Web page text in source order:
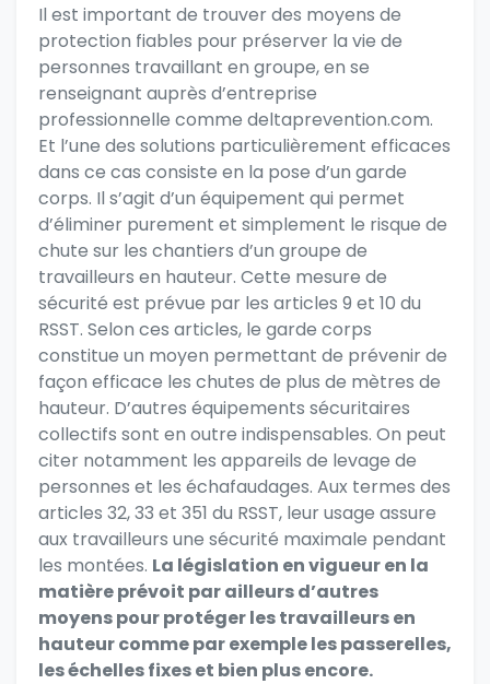
Il est important de trouver des moyens de
protection fiables pour préserver la vie de
personnes travaillant en groupe, en se
renseignant auprès d’entreprise
professionnelle comme deltaprevention.com.
Et l’une des solutions particulièrement efficaces
dans ce cas consiste en la pose d’un garde
corps. Il s’agit d’un équipement qui permet
d’éliminer purement et simplement le risque de
chute sur les chantiers d’un groupe de
travailleurs en hauteur. Cette mesure de
sécurité est prévue par les articles 9 et 10 du
RSST. Selon ces articles, le garde corps
constitue un moyen permettant de prévenir de
façon efficace les chutes de plus de mètres de
hauteur. D’autres équipements sécuritaires
collectifs sont en outre indispensables. On peut
citer notamment les appareils de levage de
personnes et les échafaudages. Aux termes des
articles 32, 33 et 351 du RSST, leur usage assure
aux travailleurs une sécurité maximale pendant
les montées. La législation en vigueur en la
matière prévoit par ailleurs d’autres
moyens pour protéger les travailleurs en
hauteur comme par exemple les passerelles,
les échelles fixes et bien plus encore.